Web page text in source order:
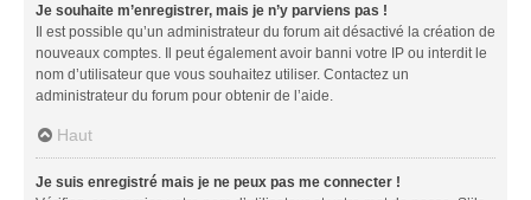
Je souhaite m’enregistrer, mais je n’y parviens pas !
Il est possible qu’un administrateur du forum ait désactivé la création de
nouveaux comptes. Il peut également avoir banni votre IP ou interdit le
nom d’utilisateur que vous souhaitez utiliser. Contactez un
administrateur du forum pour obtenir de l’aide.
Haut
Je suis enregistré mais je ne peux pas me connecter !